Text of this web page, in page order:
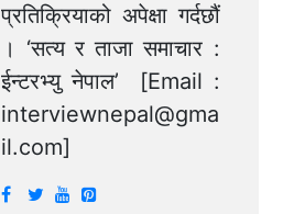
प्रतिक्रियाको अपेक्षा गर्दछौं
। ‘सत्य र ताजा समाचार :
ईन्टरभ्यु नेपाल’ [Email :
interviewnepal@gma
il.com]